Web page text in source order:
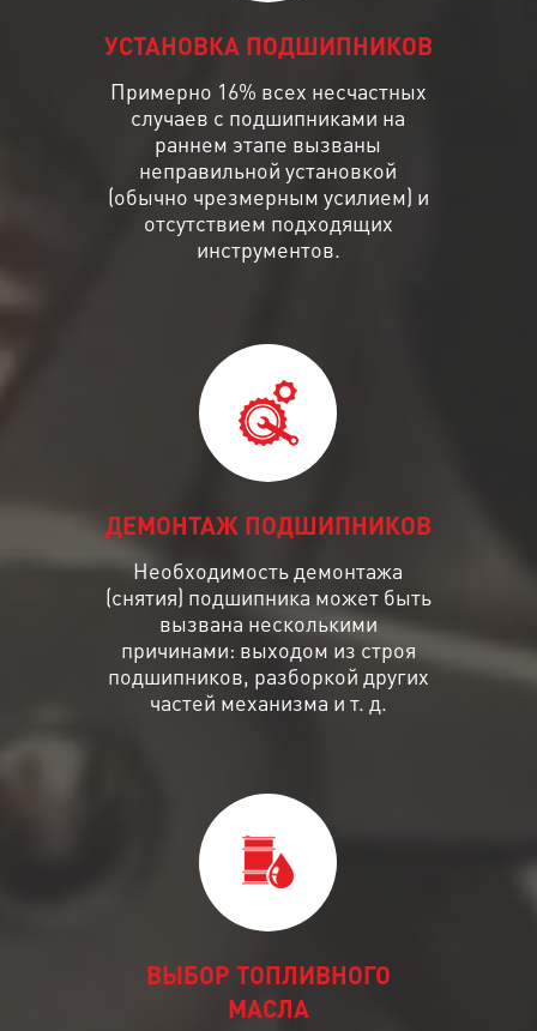
УСТАНОВКА ПОДШИПНИКОВ
Примерно 16% всех несчастных
случаев с подшипниками на
раннем этапе вызваны
неправильной установкой
(обычно чрезмерным усилием) и
отсутствием подходящих
инструментов.
ДЕМОНТАЖ ПОДШИПНИКОВ
Необходимость демонтажа
(снятия) подшипника может быть
вызвана несколькими
причинами: выходом из строя
подшипников, разборкой других
частей механизма и т. д.
ВЫБОР ТОПЛИВНОГО
МАСЛА